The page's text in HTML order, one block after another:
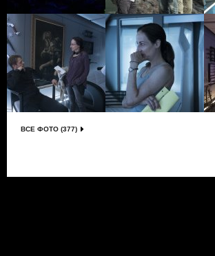
ВСЕ ФОТО (377)